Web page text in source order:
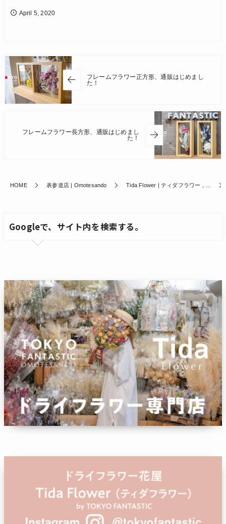
April 5 ,2020
フレームフラワー正方形、通販はじめまし
た！
フレームフラワー長方形、通販はじめまし
た！
HOME 表参道店 | Omotesando Tida Flower | ティダフラワー , …
Googleで、サイト内を検索する。